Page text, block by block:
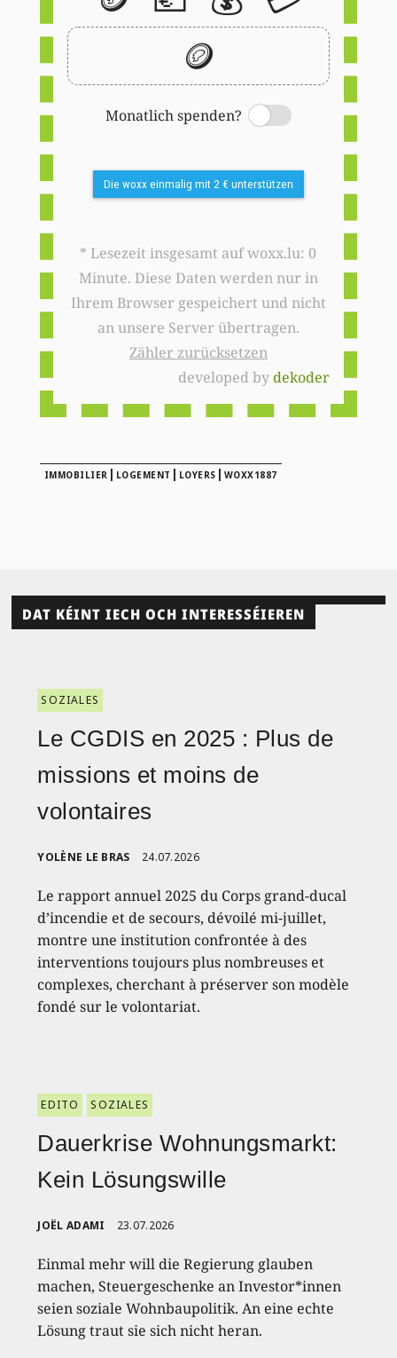
🪙
Monatlich spenden?
Switch
Die woxx einmalig mit 2 € unterstützen
* Lesezeit insgesamt auf woxx.lu: 0
Minute. Diese Daten werden nur in
Ihrem Browser gespeichert und nicht
an unsere Server übertragen.
Zähler zurücksetzen
developed bydekoder
IMMOBILIER | LOGEMENT | LOYERS | WOXX1887
DAT KÉINT IECH OCH INTERESSÉIEREN
SOZIALES
Le CGDIS en 2025 : Plus de
missions et moins de
volontaires
YOLÈNE LE BRAS 24.07.2026
Le rapport annuel 2025 du Corps grand-ducal
d’incendie et de secours, dévoilé mi-juillet,
montre une institution confrontée à des
interventions toujours plus nombreuses et
complexes, cherchant à préserver son modèle
fondé sur le volontariat.
EDITO SOZIALES
Dauerkrise Wohnungsmarkt:
Kein Lösungswille
JOËL ADAMI 23.07.2026
Einmal mehr will die Regierung glauben
machen, Steuergeschenke an Investor*innen
seien soziale Wohnbaupolitik. An eine echte
Lösung traut sie sich nicht heran.